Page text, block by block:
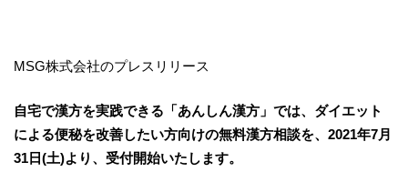
MSG株式会社のプレスリリース
自宅で漢方を実践できる「あんしん漢方」では、ダイエット
による便秘を改善したい方向けの無料漢方相談を、2021年7月
31日(土)より、受付開始いたします。